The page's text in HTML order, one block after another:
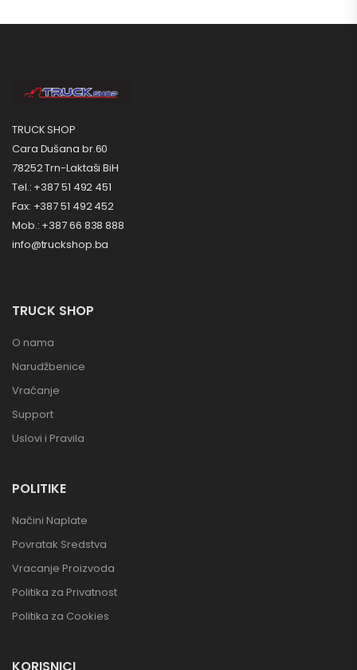
TRUCK SHOP
Cara Dušana br.60
78252 Trn-Laktaši BiH
Tel.: +387 51 492 451
Fax: +387 51 492 452
Mob.: +387 66 838 888
info@truckshop.ba
TRUCK SHOP
O nama
Narudžbenice
Vraćanje
Support
Uslovi i Pravila
POLITIKE
Načini Naplate
Povratak Sredstva
Vracanje Proizvoda
Politika za Privatnost
Politika za Cookies